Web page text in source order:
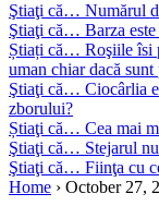
Ştiaţi că… Numărul
Ştiaţi că… Barza este
Știați că… Roşiile îsi
uman chiar dacă sunt
Ştiaţi că… Ciocârlia
zborului?
Știaţi că… Cea mai
Ştiaţi că… Stejarul nu
Ştiaţi că… Fiinţa cu
Home › October 27,